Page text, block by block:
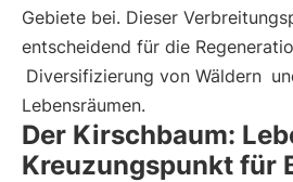
Gebiete bei. Dieser
entscheidend für die
Diversifizierung von Wäldern
Lebensräumen.
Der Kirschbaum:
Kreuzungspunkt für